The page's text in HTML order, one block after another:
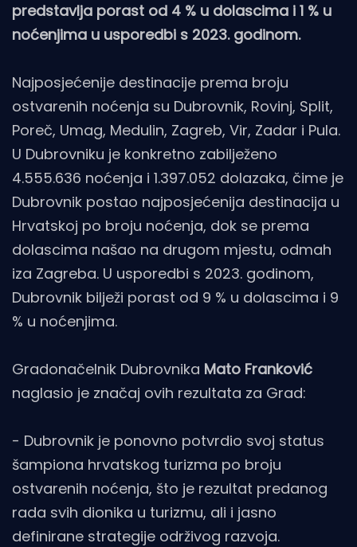
predstavlja porast od 4 % u dolascima i 1 % u
noćenjima u usporedbi s 2023. godinom.
Najposjećenije destinacije prema broju
ostvarenih noćenja su Dubrovnik, Rovinj, Split,
Poreč, Umag, Medulin, Zagreb, Vir, Zadar i Pula.
U Dubrovniku je konkretno zabilježeno
4.555.636 noćenja i 1.397.052 dolazaka, čime je
Dubrovnik postao najposjećenija destinacija u
Hrvatskoj po broju noćenja, dok se prema
dolascima našao na drugom mjestu, odmah
iza Zagreba. U usporedbi s 2023. godinom,
Dubrovnik bilježi porast od 9 % u dolascima i 9
% u noćenjima.
Gradonačelnik Dubrovnika Mato Franković
naglasio je značaj ovih rezultata za Grad:
- Dubrovnik je ponovno potvrdio svoj status
šampiona hrvatskog turizma po broju
ostvarenih noćenja, što je rezultat predanog
rada svih dionika u turizmu, ali i jasno
definirane strategije održivog razvoja.